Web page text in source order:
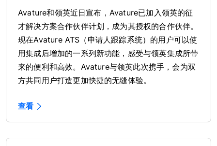
Avature和领英近日宣布，Avature已加入领英的征
才解决方案合作伙伴计划，成为其授权的合作伙伴。
现在Avature ATS（申请人跟踪系统）的用户可以使
用集成后增加的一系列新功能，感受与领英集成所带
来的便利和高效。Avature与领英此次携手，会为双
方共同用户打造更加快捷的无缝体验。
查看